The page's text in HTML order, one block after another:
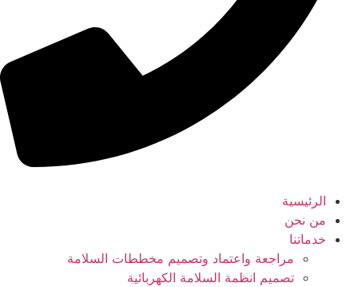
الرئيسية
من نحن
خدماتنا
مراجعة واعتماد وتصميم مخططات السلامة
تصميم انظمة السلامة الكهربائية